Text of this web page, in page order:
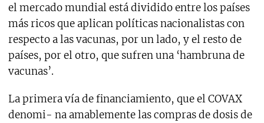
el mercado mundial está dividido entre los países
más ricos que aplican políticas nacionalistas con
respecto a las vacunas, por un lado, y el resto de
países, por el otro, que sufren una ‘hambruna de
vacunas’.
La primera vía de financiamiento, que el COVAX
denomi- na amablemente las compras de dosis de